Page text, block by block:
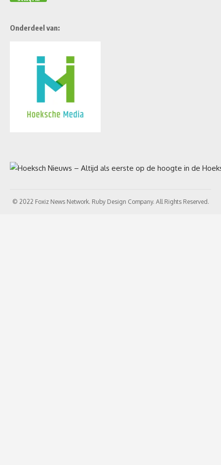
Onderdeel van:
© 2022 Foxiz News Network. Ruby Design Company. All Rights Reserved.